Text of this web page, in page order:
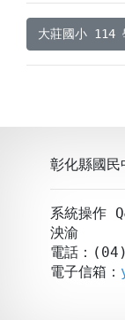
大莊國小 114
彰化縣國民
系統操作
泱渝
電話：
電子信箱：